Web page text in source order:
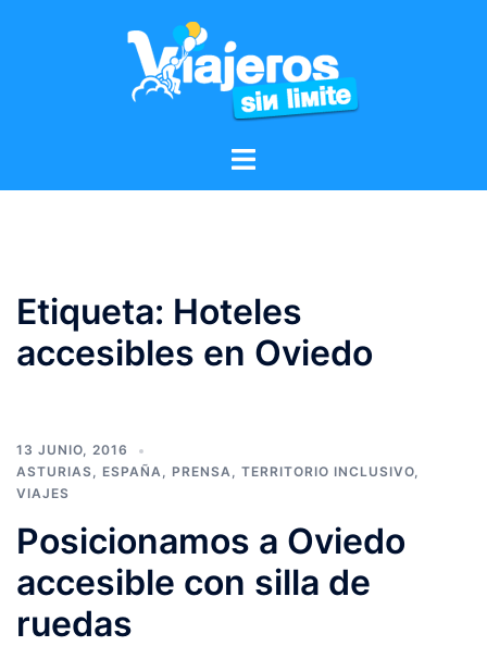
Etiqueta: Hoteles
accesibles en Oviedo
13 JUNIO, 2016
ASTURIAS, ESPAÑA, PRENSA, TERRITORIO INCLUSIVO,
VIAJES
Posicionamos a Oviedo
accesible con silla de
ruedas